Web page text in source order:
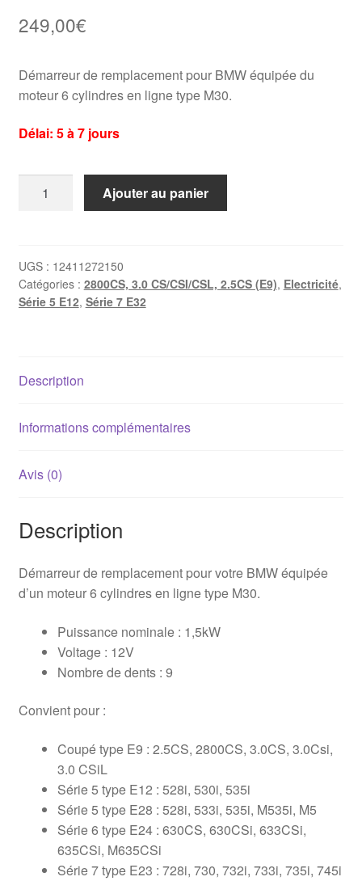
249,00€
Démarreur de remplacement pour BMW équipée du
moteur 6 cylindres en ligne type M30.
Délai: 5 à 7 jours
M30
(E9,
E12,
E32)
Ajouter au panier
UGS : 12411272150
Catégories : 2800CS, 3.0 CS/CSI/CSL, 2.5CS (E9), Electricité,
Série 5 E12, Série 7 E32
Description
Informations complémentaires
Avis (0)
Description
Démarreur de remplacement pour votre BMW équipée
d’un moteur 6 cylindres en ligne type M30.
Puissance nominale : 1,5kW
Voltage : 12V
Nombre de dents : 9
Convient pour :
Coupé type E9 : 2.5CS, 2800CS, 3.0CS, 3.0Csi,
3.0 CSiL
Série 5 type E12 : 528i, 530i, 535i
Série 5 type E28 : 528i, 533i, 535i, M535i, M5
Série 6 type E24 : 630CS, 630CSi, 633CSi,
635CSi, M635CSi
Série 7 type E23 : 728i, 730, 732i, 733i, 735i, 745i